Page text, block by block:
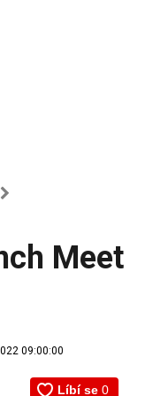
Meet
09:00:00